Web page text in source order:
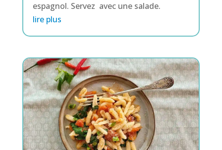
espagnol. Servez avec une salade.
lire plus